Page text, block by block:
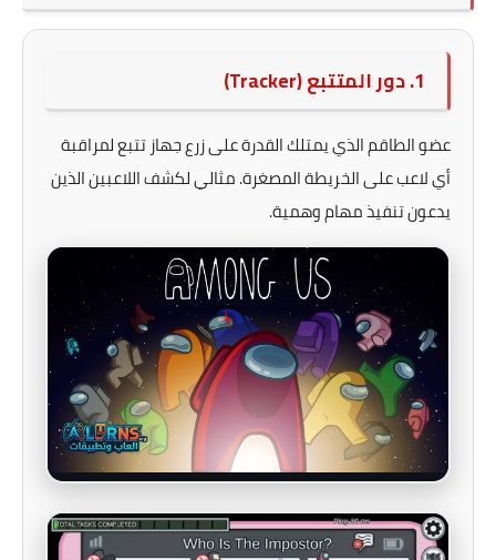
1. دور المتتبع (Tracker)
عضو الطاقم الذي يمتلك القدرة على زرع جهاز تتبع لمراقبة
أي لاعب على الخريطة المصغرة. مثالي لكشف اللاعبين الذين
يدعون تنفيذ مهام وهمية.